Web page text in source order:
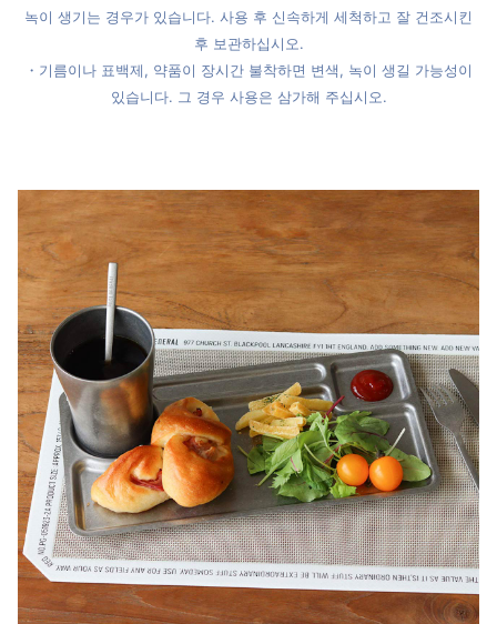
녹이 생기는 경우가 있습니다. 사용 후 신속하게 세척하고 잘 건조시킨
후 보관하십시오.
・기름이나 표백제, 약품이 장시간 불착하면 변색, 녹이 생길 가능성이
있습니다. 그 경우 사용은 삼가해 주십시오.